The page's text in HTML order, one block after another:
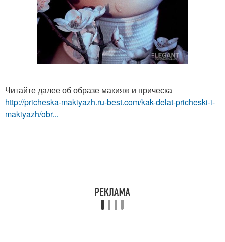
Читайте далее об образе макияж и прическа
http://pricheska-makiyazh.ru-best.com/kak-delat-pricheski-i-
makiyazh/obr...